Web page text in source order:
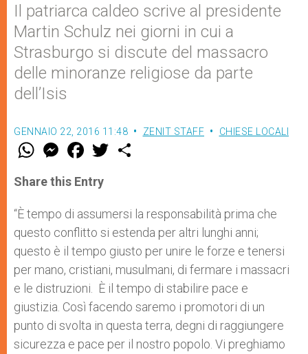
Il patriarca caldeo scrive al presidente
Martin Schulz nei giorni in cui a
Strasburgo si discute del massacro
delle minoranze religiose da parte
dell’Isis
GENNAIO 22, 2016 11:48 ZENIT STAFF CHIESE LOCALI
W
t
s
p
p
M
e
s
e
g
e
r
F
a
e
b
o
k
w
r
Share this Entry
“È tempo di assumersi la responsabilità prima che
questo conflitto si estenda per altri lunghi anni;
questo è il tempo giusto per unire le forze e tenersi
per mano, cristiani, musulmani, di fermare i massacri
e le distruzioni. È il tempo di stabilire pace e
giustizia. Così facendo saremo i promotori di un
punto di svolta in questa terra, degni di raggiungere
sicurezza e pace per il nostro popolo. Vi preghiamo